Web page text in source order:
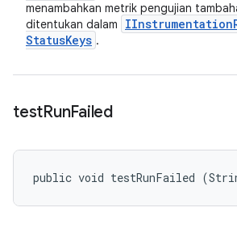
menambahkan metrik pengujian
ditentukan dalam
IInstrumentation
StatusKeys .
testRunFailed
public void testRunFailed